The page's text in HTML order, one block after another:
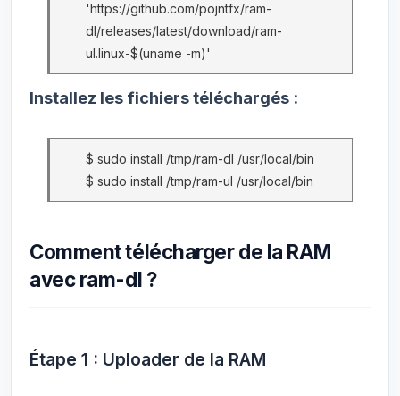
'https://github.com/pojntfx/ram-
dl/releases/latest/download/ram-
ul.linux-$(uname -m)'
Installez les fichiers téléchargés :
$ sudo install /tmp/ram-dl /usr/local/bin
$ sudo install /tmp/ram-ul /usr/local/bin
Comment télécharger de la RAM
avec ram-dl ?
Étape 1 : Uploader de la RAM